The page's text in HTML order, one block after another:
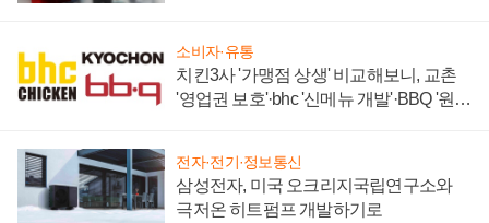
소비자·유통
치킨3사 '가맹점 상생' 비교해보니, 교촌
'영업권 보호'·bhc '신메뉴 개발'·BBQ '원가
전자·전기·정보통신
삼성전자, 미국 오크리지국립연구소와
극저온 히트펌프 개발하기로